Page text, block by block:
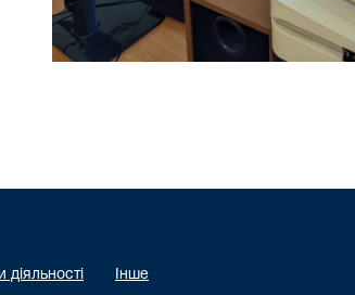
діяльності Інше